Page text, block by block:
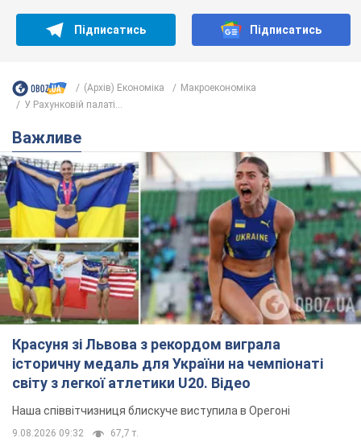
Підписатись Підписатись
(Архів) Економіка
Mакроекономіка
У Рахунковій палаті...
Важливе
Красуня зі Львова з рекордом виграла
історичну медаль для України на чемпіонаті
світу з легкої атлетики U20. Відео
Наша співвітчизниця блискуче виступила в Орегоні
9.08.2026 09:32 67,7 т.